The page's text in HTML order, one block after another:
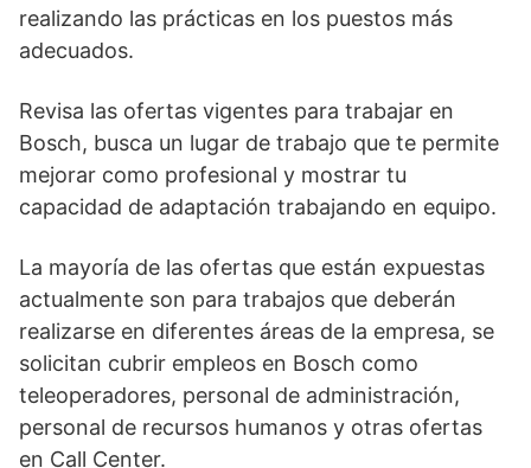
realizando las prácticas en los puestos más
adecuados.
Revisa las ofertas vigentes para trabajar en
Bosch, busca un lugar de trabajo que te permite
mejorar como profesional y mostrar tu
capacidad de adaptación trabajando en equipo.
La mayoría de las ofertas que están expuestas
actualmente son para trabajos que deberán
realizarse en diferentes áreas de la empresa, se
solicitan cubrir empleos en Bosch como
teleoperadores, personal de administración,
personal de recursos humanos y otras ofertas
en Call Center.